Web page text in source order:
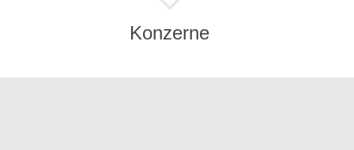
Konzerne